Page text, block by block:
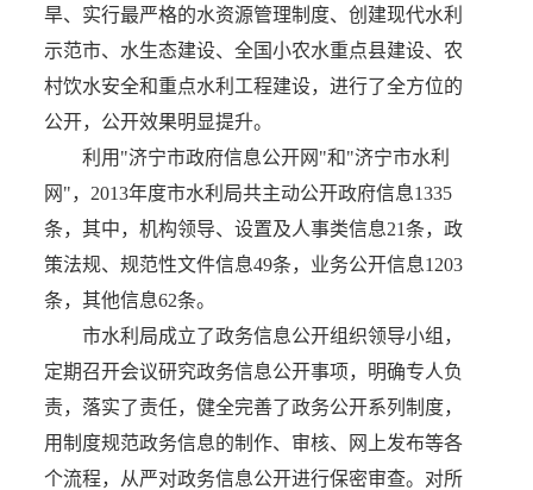
旱、实行最严格的水资源管理制度、创建现代水利
示范市、水生态建设、全国小农水重点县建设、农
村饮水安全和重点水利工程建设，进行了全方位的
公开，公开效果明显提升。
利用"济宁市政府信息公开网"和"济宁市水利
网"，2013年度市水利局共主动公开政府信息1335
条，其中，机构领导、设置及人事类信息21条，政
策法规、规范性文件信息49条，业务公开信息1203
条，其他信息62条。
市水利局成立了政务信息公开组织领导小组，
定期召开会议研究政务信息公开事项，明确专人负
责，落实了责任，健全完善了政务公开系列制度，
用制度规范政务信息的制作、审核、网上发布等各
个流程，从严对政务信息公开进行保密审查。对所